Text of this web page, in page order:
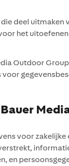
deel
het
Outdoor
voor
en